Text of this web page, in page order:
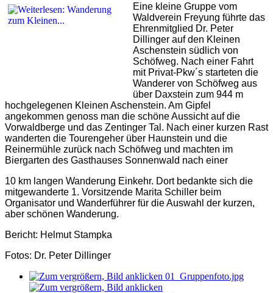
Eine kleine Gruppe vom
Waldverein Freyung führte das
Ehrenmitglied Dr. Peter
Dillinger auf den Kleinen
Aschenstein südlich von
Schöfweg. Nach einer Fahrt
mit Privat-Pkw´s starteten die
Wanderer von Schöfweg aus
über Daxstein zum 944 m
hochgelegenen Kleinen Aschenstein. Am Gipfel
angekommen genoss man die schöne Aussicht auf die
Vorwaldberge und das Zentinger Tal. Nach einer kurzen Rast
wanderten die Tourengeher über Haunstein und die
Reinermühle zurück nach Schöfweg und machten im
Biergarten des Gasthauses Sonnenwald nach einer
10 km langen Wanderung Einkehr. Dort bedankte sich die
mitgewanderte 1. Vorsitzende Marita Schiller beim
Organisator und Wanderführer für die Auswahl der kurzen,
aber schönen Wanderung.
Bericht: Helmut Stampka
Fotos: Dr. Peter Dillinger